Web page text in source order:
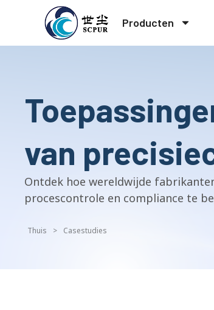
Producten
van
Ontdek hoe wereldwijde
procescontrole en compliance te
Thuis > Casestudies